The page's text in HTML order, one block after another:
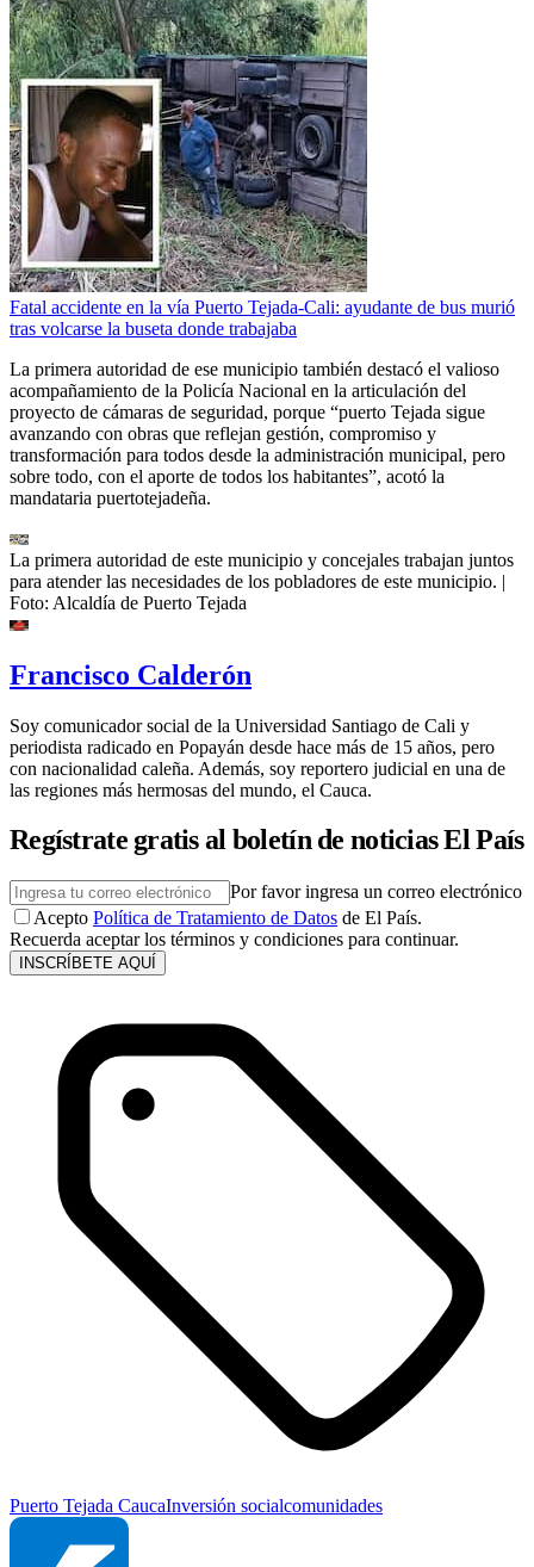
Fatal accidente en la vía Puerto Tejada-Cali: ayudante de bus murió
tras volcarse la buseta donde trabajaba
La primera autoridad de ese municipio también destacó el valioso
acompañamiento de la Policía Nacional en la articulación del
proyecto de cámaras de seguridad, porque “puerto Tejada sigue
avanzando con obras que reflejan gestión, compromiso y
transformación para todos desde la administración municipal, pero
sobre todo, con el aporte de todos los habitantes”, acotó la
mandataria puertotejadeña.
La primera autoridad de este municipio y concejales trabajan juntos
para atender las necesidades de los pobladores de este municipio. |
Foto: Alcaldía de Puerto Tejada
Francisco Calderón
Soy comunicador social de la Universidad Santiago de Cali y
periodista radicado en Popayán desde hace más de 15 años, pero
con nacionalidad caleña. Además, soy reportero judicial en una de
las regiones más hermosas del mundo, el Cauca.
Regístrate gratis al boletín de noticias El País
Por favor ingresa un correo electrónico
Acepto Política de Tratamiento de Datos de El País.
Recuerda aceptar los términos y condiciones para continuar.
INSCRÍBETE AQUÍ
Puerto Tejada CaucaInversión socialcomunidades